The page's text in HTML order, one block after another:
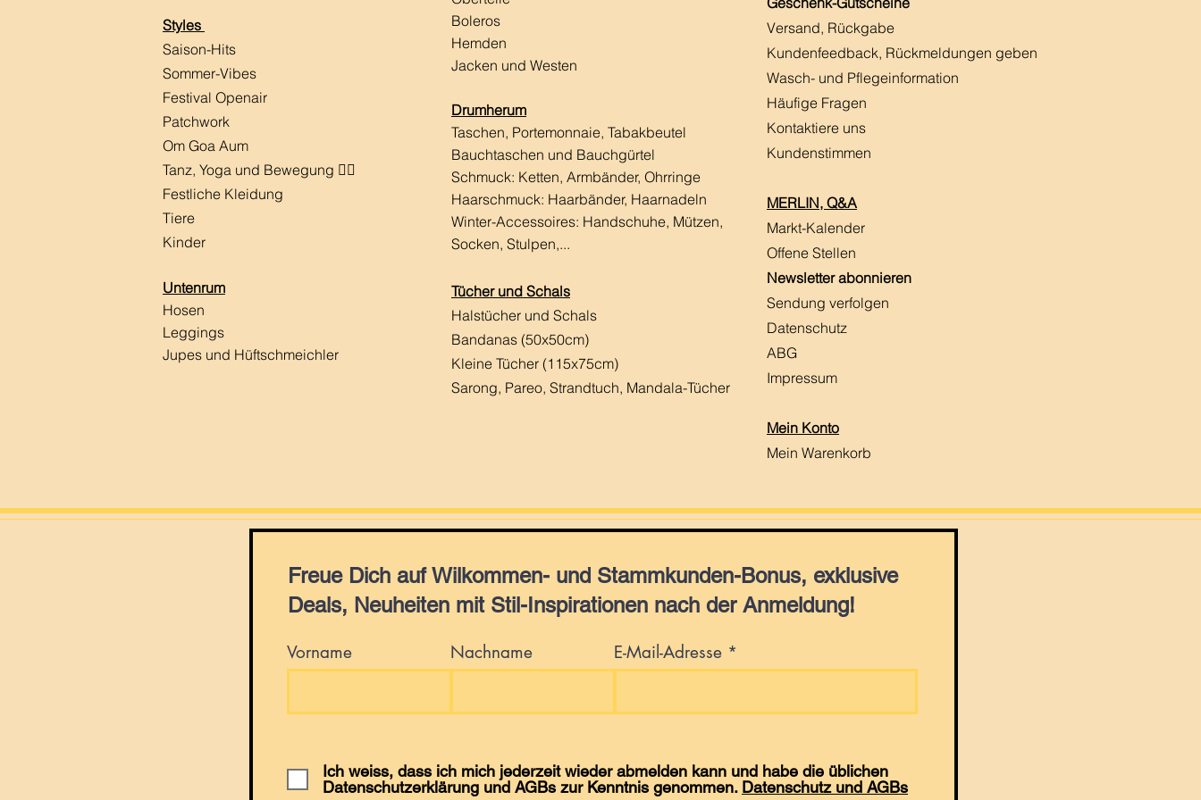
Styles
Saison-Hits
​Sommer-Vibes
Festival Openair
Patchwork
Om Goa Aum
Tanz, Yoga und Bewegung 🧘‍♀️
Festliche Kleidung
Tiere
Kinder
Untenrum
Hosen
Leggings
Jupes und Hüftschmeichler
Boleros
Hemden
Jacken und Westen
Drumherum
Taschen, Portemonnaie, Tabakbeutel
Bauchtaschen und Bauchgürtel
Schmuck: Ketten, Armbänder, Ohrringe
Haarschmuck: Haarbänder, Haarnadeln
Winter-Accessoires: Handschuhe, Mützen,
Socken, Stulpen,...
Tücher und Schals
Halstücher und Schals
Bandanas (50x50cm)
Kleine Tücher (115x75cm)
Sarong, Pareo, Strandtuch, Mandala-Tücher
Versand, Rückgabe
Kundenfeedback, Rückmeldungen ​ geben
Wasch- und Pflegeinformation
Häufige Fragen
Kontaktiere uns
Kundenstimmen
MERLIN, Q&A
Markt-Kalender
Offene Stellen
Newsletter abonnieren
Sendung verfolgen
Datenschutz
ABG
Impressum
Mein Konto
Mein Warenkorb
Freue Dich auf Wilkommen- und Stammkunden-Bonus, exklusive
Deals, Neuheiten mit Stil-Inspirationen nach der Anmeldung!
Vorname Nachname E-Mail-Adresse
Ich weiss, dass ich mich jederzeit wieder abmelden kann und habe die üblichen
Datenschutzerklärung und AGBs zur Kenntnis genommen. Datenschutz und AGBs